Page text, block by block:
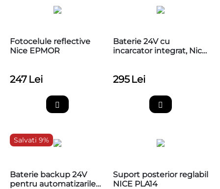
Fotocelule reflective
Nice EPMOR
247 Lei
Baterie 24V cu
incarcator integrat, Nice
295 Lei
Salvati 9%
Baterie backup 24V
pentru automatizarile
Suport posterior reglabil
NICE PLA14